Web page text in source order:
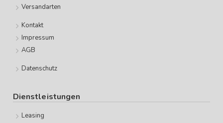
Versandarten
Kontakt
Impressum
AGB
Datenschutz
Dienstleistungen
Leasing